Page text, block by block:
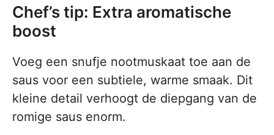
Chef’s tip: Extra aromatische
boost
Voeg een snufje nootmuskaat toe aan de
saus voor een subtiele, warme smaak. Dit
kleine detail verhoogt de diepgang van de
romige saus enorm.